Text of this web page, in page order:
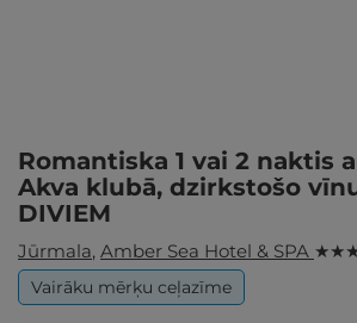
Romantiska 1 vai 2 naktis
Akva klubā, dzirkstošo
DIVIEM
Jūrmala, Amber Sea Hotel & SPA ★ ★
Vairāku mērķu ceļazīme